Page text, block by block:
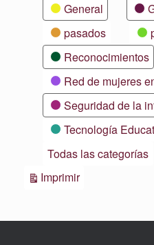
General
pasados
Reconocimientos
Red de mujeres
Seguridad de la
Tecnología
Todas las categorías
ImprimirVistas